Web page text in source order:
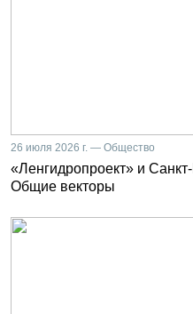
26 июля 2026 г. — Общество
«Ленгидропроект» и
Общие векторы